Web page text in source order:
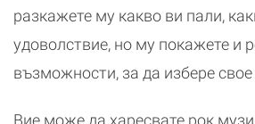
разкажете му какво ви пали,
удоволствие, но му покажете и
възможности, за да избере свое
Вие може да харесвате рок